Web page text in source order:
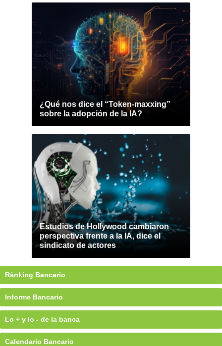
¿Qué nos dice el “Token-maxxing”
sobre la adopción de la IA?
Estudios de Hollywood cambiaron
perspectiva frente a la IA, dice el
sindicato de actores
Ránking Bancario
Informe Bancario
Lo + y lo - de la banca
Calendario Bancario